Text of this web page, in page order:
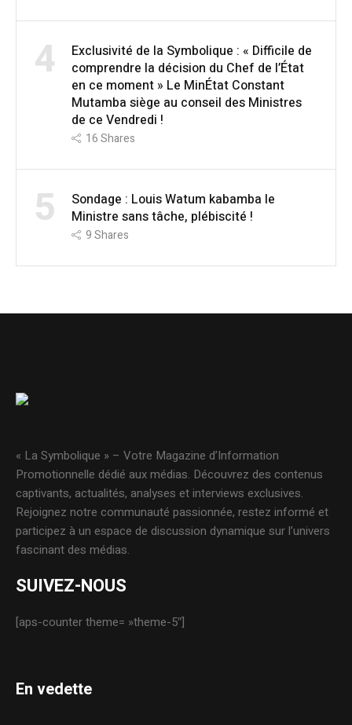
4
Exclusivité de la Symbolique : « Difficile de
comprendre la décision du Chef de l’État
en ce moment » Le MinÉtat Constant
Mutamba siège au conseil des Ministres
de ce Vendredi !
16Shares
5
Sondage : Louis Watum kabamba le
Ministre sans tâche, plébiscité !
9Shares
« La Symbolique » – Votre Magazine d’Information
Promotionnelle dédié aux médias. Découvrez des contenus
captivants, actualités, analyses et interviews exclusives.
Rejoignez notre communauté passionnée, restez informé et
participez à un espace de discussion dynamique sur l’univers
fascinant des médias.
SUIVEZ-NOUS
[aps-counter theme= »theme-5″]
En vedette